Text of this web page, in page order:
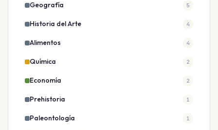
Geografía 5
Historia del Arte 4
Alimentos 4
Química 2
Economía 2
Prehistoria 1
Paleontología 1